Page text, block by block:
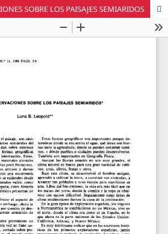
SOBRE LOS PAISAJES SEMIARIDOS